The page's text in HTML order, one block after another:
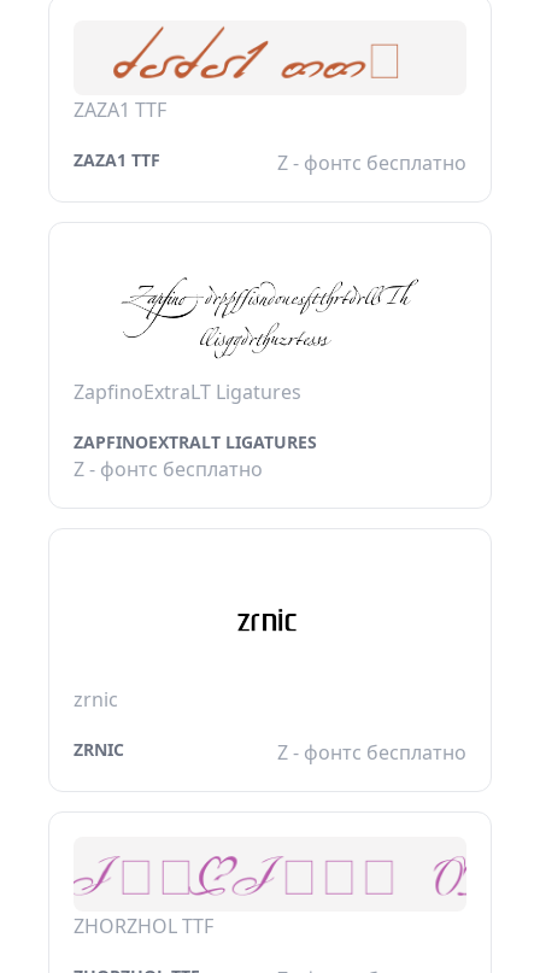
ZAZA1 TTF
ZAZA1 TTF Z - фонтс бесплатно
ZapfinoExtraLT Ligatures
ZAPFINOEXTRALT LIGATURES
Z - фонтс бесплатно
zrnic
ZRNIC Z - фонтс бесплатно
ZHORZHOL TTF